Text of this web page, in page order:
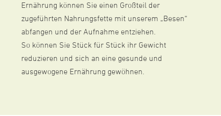
Ernährung können Sie einen Großteil der
zugeführten Nahrungsfette mit unserem „Besen“
abfangen und der Aufnahme entziehen.
So können Sie Stück für Stück ihr Gewicht
reduzieren und sich an eine gesunde und
ausgewogene Ernährung gewöhnen.